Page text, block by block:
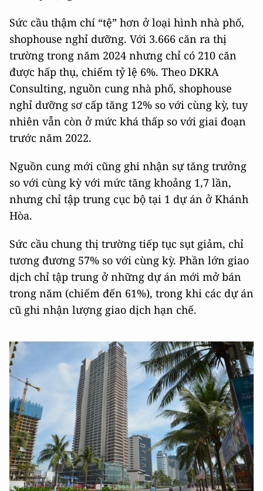
Sức cầu thậm chí “tệ” hơn ở loại hình nhà phố,
shophouse nghỉ dưỡng. Với 3.666 căn ra thị
trường trong năm 2024 nhưng chỉ có 210 căn
được hấp thụ, chiếm tỷ lệ 6%. Theo DKRA
Consulting, nguồn cung nhà phố, shophouse
nghỉ dưỡng sơ cấp tăng 12% so với cùng kỳ, tuy
nhiên vẫn còn ở mức khá thấp so với giai đoạn
trước năm 2022.
Nguồn cung mới cũng ghi nhận sự tăng trưởng
so với cùng kỳ với mức tăng khoảng 1,7 lần,
nhưng chỉ tập trung cục bộ tại 1 dự án ở Khánh
Hòa.
Sức cầu chung thị trường tiếp tục sụt giảm, chỉ
tương đương 57% so với cùng kỳ. Phần lớn giao
dịch chỉ tập trung ở những dự án mới mở bán
trong năm (chiếm đến 61%), trong khi các dự án
cũ ghi nhận lượng giao dịch hạn chế.